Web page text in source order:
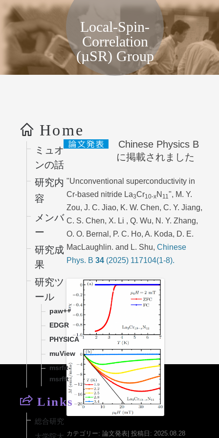
コンテンツへス
キップ
局所スピン相関物性グループ, KEK
Local-Spin-
Correlation
(µSR) Group
Chinese Physics B
に掲載されました
"Unconventional superconductivity in
Cr-based nitride La3Cr10-xN 11 ", M. Y.
Zou, J. C. Jiao, K. W. Chen, C. Y. Jiang,
C. S. Chen, X. Li , Q. Wu, N. Y. Zhang,
O. O. Bernal, P. C. Ho, A. Koda, D. E.
MacLaughlin. and L. Shu, Chinese
Phys. B 34 (2025) 117104(1-8).
カテゴリー: 論文発表 | 投稿日: 2025 .08.28
Home
ミュオ
ンの話
研究内
容
メンバ
ー
研究成
果
研究ツ
ール
paw++
EDGR
PHYSICA
muView
msrfit-
msrfft
Links
総合研究
大学院大